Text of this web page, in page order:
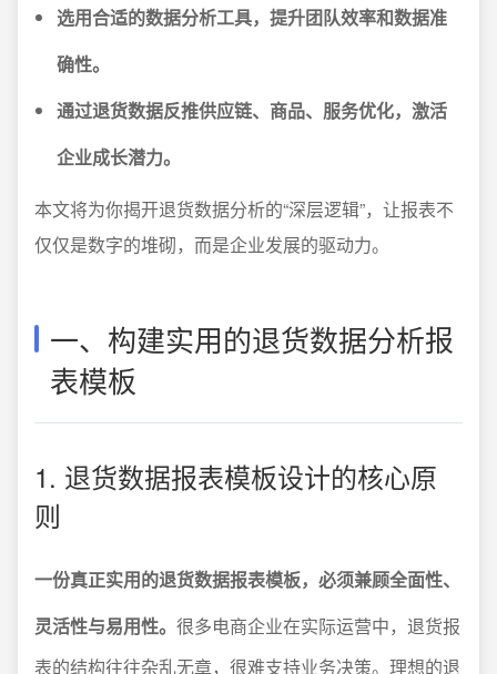
选用合适的数据分析工具，提升团队效率和数据准
确性。
通过退货数据反推供应链、商品、服务优化，激活
企业成长潜力。
本文将为你揭开退货数据分析的“深层逻辑”，让报表不
仅仅是数字的堆砌，而是企业发展的驱动力。
一、构建实用的退货数据分析报
表模板
1. 退货数据报表模板设计的核心原
则
一份真正实用的退货数据报表模板，必须兼顾全面性、
灵活性与易用性。 很多电商企业在实际运营中，退货报
表的结构往往杂乱无章，很难支持业务决策。理想的退